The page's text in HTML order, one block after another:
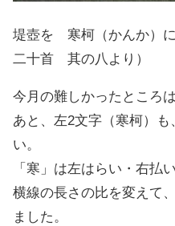
堤壺を 寒柯（かんか）
二十首 其の八より）
今月の難しかったところ
あと、左2文字（寒柯）
い。
「寒」は左はらい・右払
横線の長さの比を変えて
ました。